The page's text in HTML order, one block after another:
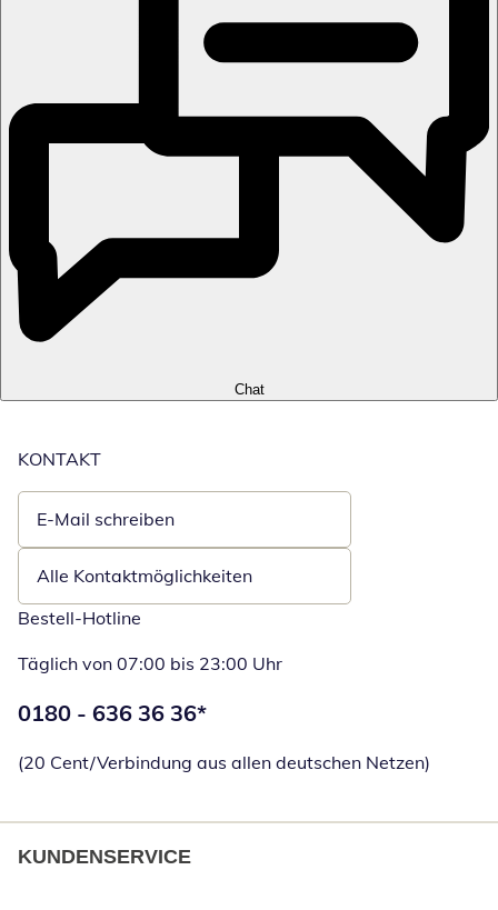
Chat
KONTAKT
E-Mail schreiben
Öffnet E-Mail-Client
Alle Kontaktmöglichkeiten
Bestell-Hotline
Täglich von 07:00 bis 23:00 Uhr
Telefonnummer:
0180 - 636 36 36*
(20 Cent/Verbindung aus allen deutschen Netzen)
KUNDENSERVICE